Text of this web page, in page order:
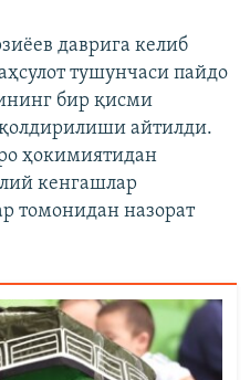
даврига келиб
тушунчаси пайдо
бир қисми
айтилди.
ҳокимиятидан
кенгашлар
томонидан назорат